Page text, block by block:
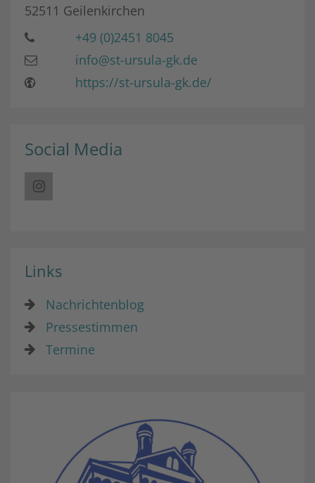
52511 Geilenkirchen
+49 (0)2451 8045
info@st-ursula-gk.de
https://st-ursula-gk.de/
Social Media
Links
Nachrichtenblog
Pressestimmen
Termine